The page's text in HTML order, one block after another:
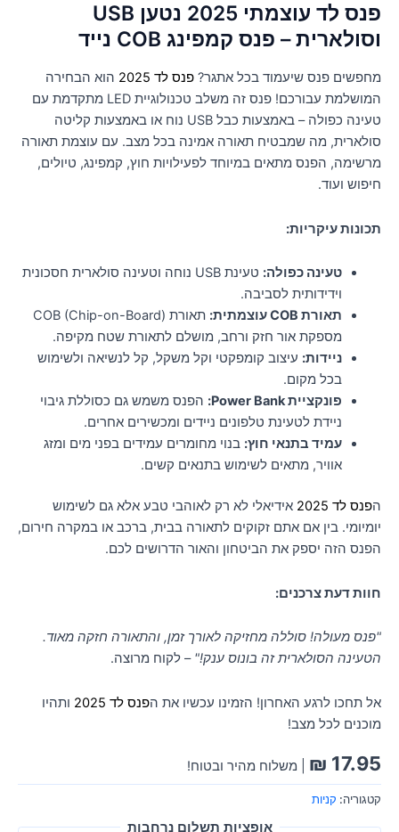
פנס לד עוצמתי 2025 נטען USB
וסולארית – פנס קמפינג COB נייד
מחפשים פנס שיעמוד בכל אתגר? פנס לד 2025
הוא הבחירה
המושלמת עבורכם! פנס זה משלב טכנולוגיית LED מתקדמת עם
טעינה כפולה – באמצעות כבל USB נוח או באמצעות קליטה
סולארית, מה שמבטיח תאורה אמינה בכל מצב. עם עוצמת תאורה
מרשימה, הפנס מתאים במיוחד לפעילויות חוץ, קמפינג, טיולים,
חיפוש ועוד.
תכונות עיקריות:
טעינה כפולה:
טעינת USB נוחה וטעינה סולארית חסכונית
וידידותית לסביבה.
תאורת COB עוצמתית:
תאורת COB (Chip-on-Board)
מספקת אור חזק ורחב, מושלם לתאורת שטח מקיפה.
ניידות: עיצוב קומפקטי וקל משקל, קל לנשיאה ולשימוש
בכל מקום.
פונקציית Power Bank:
הפנס משמש גם כסוללת גיבוי
ניידת לטעינת טלפונים ניידים ומכשירים אחרים.
עמיד בתנאי חוץ: בנוי מחומרים עמידים בפני מים ומזג
אוויר, מתאים לשימוש בתנאים קשים.
הפנס לד 2025
אידיאלי לא רק לאוהבי טבע אלא גם לשימוש
יומיומי. בין אם אתם זקוקים לתאורה בבית, ברכב או במקרה חירום,
הפנס הזה יספק את הביטחון והאור הדרושים לכם.
חוות דעת צרכנים:
"פנס מעולה! סוללה מחזיקה לאורך זמן, והתאורה חזקה מאוד.
הטעינה הסולארית זה בונוס ענק!" – לקוח מרוצה.
אל תחכו לרגע האחרון! הזמינו עכשיו את הפנס לד 2025
ותהיו
מוכנים לכל מצב!
₪ 17.95 | משלוח מהיר ובטוח!
קטגוריה: קניות
אופציות תשלום נרחבות